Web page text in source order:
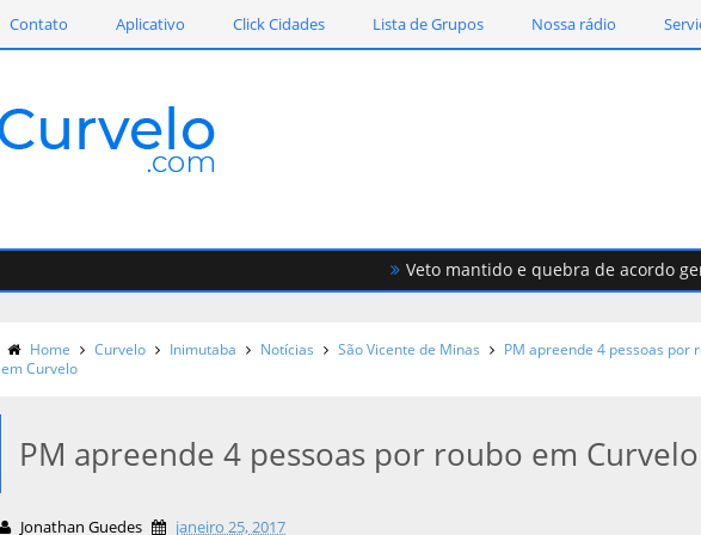
Contato Aplicativo Click Cidades Lista de Grupos Nossa rádio
Veto mantido e quebra de acordo
Home Curvelo Inimutaba Notícias São Vicente de Minas
PM apreende 4 pessoas por
em Curvelo
PM apreende 4 pessoas por roubo em Curvelo
Jonathan Guedes janeiro 25, 2017